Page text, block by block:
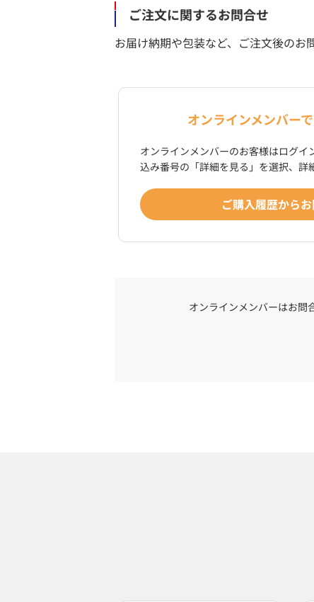
ご注文に関するお問合せ
お届け納期や包装など、ご注文後のお
オンラインメンバー
オンラインメンバーのお客様はログイ
込み番号の「詳細を見る」を選択、詳
ご購入履歴から
オンラインメンバーはお問